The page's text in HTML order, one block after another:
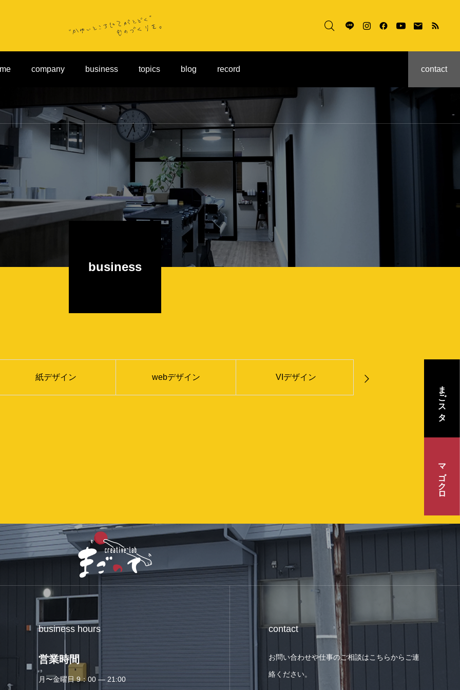

company business topics blog record contact
まごスタ
マゴクロ
business
紙デザイン webデザイン VIデザイン
business hours
営業時間
月〜金曜日 9：00 — 21:00
contact
お問い合わせや仕事のご相談はこちらからご連
絡ください。